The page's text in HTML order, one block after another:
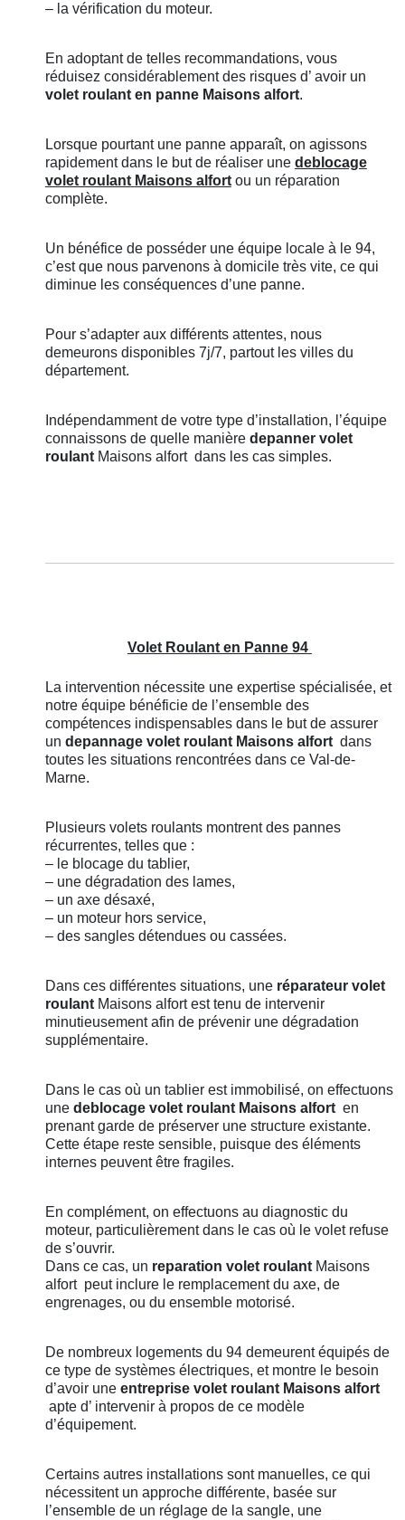
– la vérification du moteur.
En adoptant de telles recommandations, vous
réduisez considérablement des risques d’ avoir un
volet roulant en panne Maisons alfort.
Lorsque pourtant une panne apparaît, on agissons
rapidement dans le but de réaliser une deblocage
volet roulant Maisons alfortou un réparation
complète.
Un bénéfice de posséder une équipe locale à le 94,
c’est que nous parvenons à domicile très vite, ce qui
diminue les conséquences d’une panne.
Pour s’adapter aux différents attentes, nous
demeurons disponibles 7j/7, partout les villes du
département.
Indépendamment de votre type d’installation, l’équipe
connaissons de quelle manière depanner volet
roulantMaisons alfort dans les cas simples.
Volet Roulant en Panne 94
La intervention nécessite une expertise spécialisée, et
notre équipe bénéficie de l’ensemble des
compétences indispensables dans le but de assurer
un depannage volet roulant Maisons alfort dans
toutes les situations rencontrées dans ce Val-de-
Marne.
Plusieurs volets roulants montrent des pannes
récurrentes, telles que :
– le blocage du tablier,
– une dégradation des lames,
– un axe désaxé,
– un moteur hors service,
– des sangles détendues ou cassées.
Dans ces différentes situations, une réparateur volet
roulant Maisons alfort est tenu de intervenir
minutieusement afin de prévenir une dégradation
supplémentaire.
Dans le cas où un tablier est immobilisé, on effectuons
une deblocage volet roulant Maisons alfort en
prenant garde de préserver une structure existante.
Cette étape reste sensible, puisque des éléments
internes peuvent être fragiles.
En complément, on effectuons au diagnostic du
moteur, particulièrement dans le cas où le volet refuse
de s’ouvrir.
Dans ce cas, un reparation volet roulantMaisons
alfort peut inclure le remplacement du axe, de
engrenages, ou du ensemble motorisé.
De nombreux logements du 94 demeurent équipés de
ce type de systèmes électriques, et montre le besoin
d’avoir une entreprise volet roulant Maisons alfort
apte d’ intervenir à propos de ce modèle
d’équipement.
Certains autres installations sont manuelles, ce qui
nécessitent un approche différente, basée sur
l’ensemble de un réglage de la sangle, une